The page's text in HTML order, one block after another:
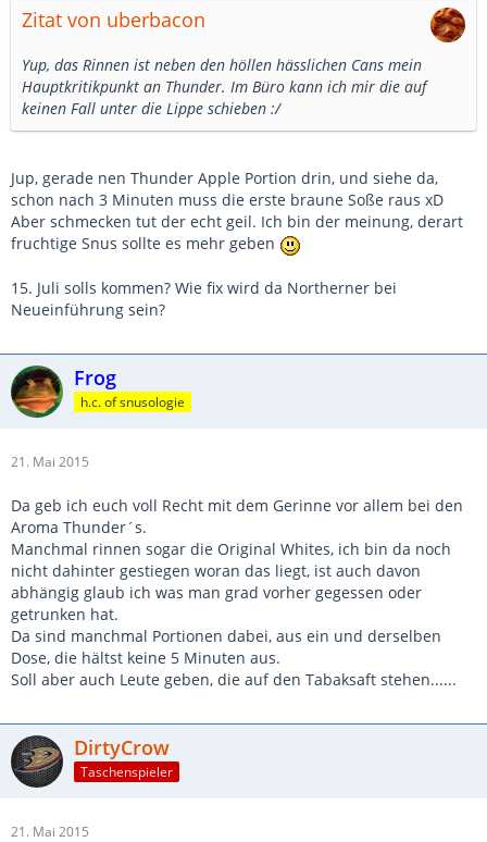
Zitat von uberbacon
Yup, das Rinnen ist neben den höllen hässlichen Cans mein
Hauptkritikpunkt an Thunder. Im Büro kann ich mir die auf
keinen Fall unter die Lippe schieben :/
Jup, gerade nen Thunder Apple Portion drin, und siehe da,
schon nach 3 Minuten muss die erste braune Soße raus xD
Aber schmecken tut der echt geil. Ich bin der meinung, derart
fruchtige Snus sollte es mehr geben
15. Juli solls kommen? Wie fix wird da Northerner bei
Neueinführung sein?
Frog
h.c. of snusologie
21. Mai 2015
Da geb ich euch voll Recht mit dem Gerinne vor allem bei den
Aroma Thunder´s.
Manchmal rinnen sogar die Original Whites, ich bin da noch
nicht dahinter gestiegen woran das liegt, ist auch davon
abhängig glaub ich was man grad vorher gegessen oder
getrunken hat.
Da sind manchmal Portionen dabei, aus ein und derselben
Dose, die hältst keine 5 Minuten aus.
Soll aber auch Leute geben, die auf den Tabaksaft stehen......
DirtyCrow
Taschenspieler
21. Mai 2015